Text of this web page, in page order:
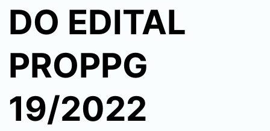
DO EDITAL
PROPPG
19/2022